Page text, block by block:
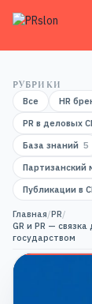
РУБРИКИ
Все
HR
PR в деловых
База знаний 5
Партизанский
Публикации в
Главная/PR/
GR и PR —
государством